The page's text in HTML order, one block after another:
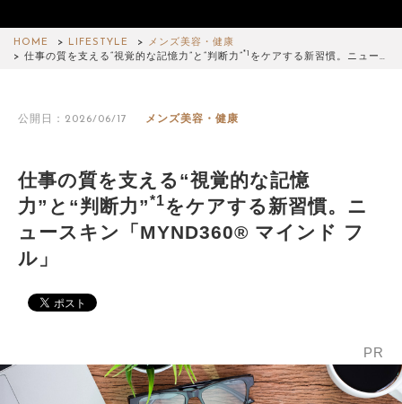
HOME LIFESTYLE
メンズ美容・健康
仕事の質を支える“視覚的な記憶力”と“判断力”*1 をケアする新習慣。ニュー…
公開日：2026/06/17 メンズ美容・健康
仕事の質を支える“視覚的な記憶
力”と“判断力”*1をケアする新習慣。ニ
ュースキン「MYND360® マインド フ
ル」
PR